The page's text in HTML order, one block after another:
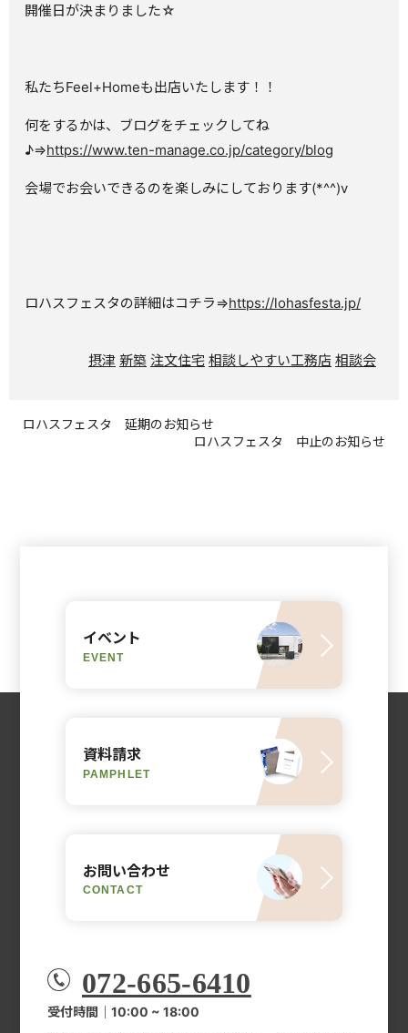
開催日が決まりました☆
私たちFeel+Homeも出店いたします！！
何をするかは、ブログをチェックしてね
♪⇒https://www.ten-manage.co.jp/category/blog
会場でお会いできるのを楽しみにしております(*^^)v
ロハスフェスタの詳細はコチラ⇒https://lohasfesta.jp/
摂津 新築 注文住宅 相談しやすい工務店 相談会
ロハスフェスタ 延期のお知らせ
ロハスフェスタ 中止のお知らせ
イベント
EVENT
資料請求
PAMPHLET
お問い合わせ
CONTACT
072-665-6410
受付時間｜10:00 ~ 18:00